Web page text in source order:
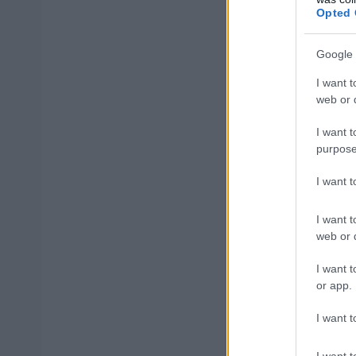
Opted
Google
I want
web or
I want
I want
I want
web or
I want
or app.
I want
Σε
ΑΣΕΠ:
μέρες